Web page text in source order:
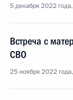
5 декабря 2022
Встреча с
СВО
25 ноября 2022